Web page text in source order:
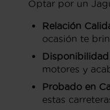
Optar por un
Relación
ocasión te
motores y
Probado en
estas